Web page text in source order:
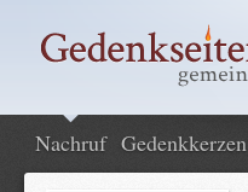
Nachruf Gedenkkerzen